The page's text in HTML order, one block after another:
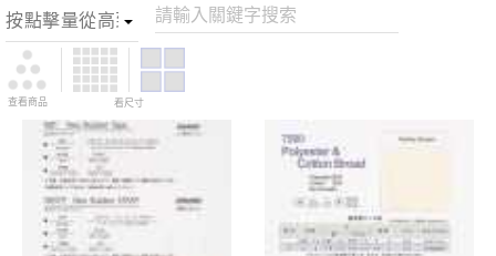
請輸入關鍵字搜索
查看商品 看尺寸